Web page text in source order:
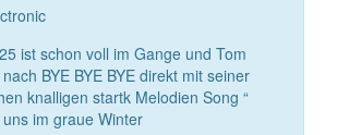
ist schon voll im Gange und Tom
BYE BYE BYE direkt mit seiner
knalligen startk Melodien Song “
uns im graue Winter